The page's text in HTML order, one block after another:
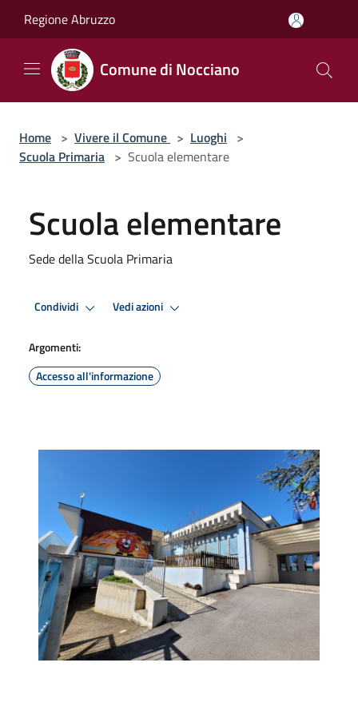
Regione Abruzzo
Comune di Nocciano
Home > Vivere il Comune > Luoghi >
Scuola Primaria > Scuola elementare
Scuola elementare
Sede della Scuola Primaria
Condividi Vedi azioni
Argomenti:
Accesso all'informazione